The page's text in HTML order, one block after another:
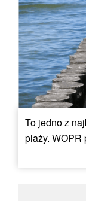
To jedno z
plaży. WOPR